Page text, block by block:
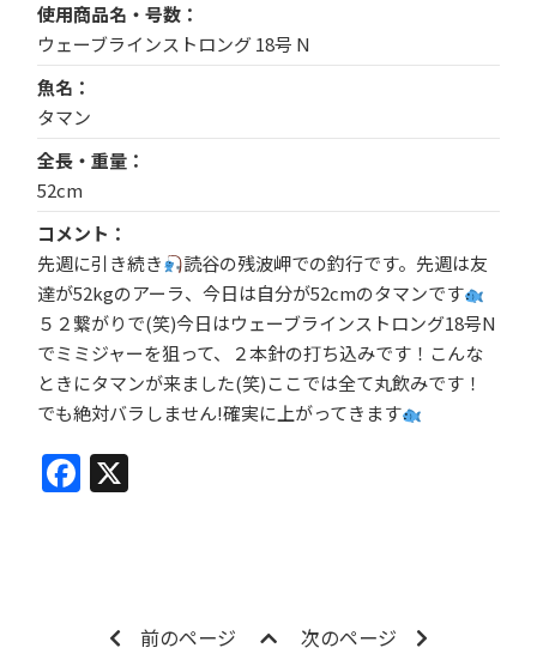
使用商品名・号数
ウェーブラインストロング 18号 N
魚名
タマン
全長・重量
52cm
コメント
先週に引き続き
読谷の残波岬での釣行です。先週は友
達が52kgのアーラ、今日は自分が52cmのタマンです
５２繋がりで(笑)今日はウェーブラインストロング18号N
でミミジャーを狙って、２本針の打ち込みです！こんな
ときにタマンが来ました(笑)ここでは全て丸飲みです！
でも絶対バラしません!確実に上がってきます
Facebook
前のページ 次のページ